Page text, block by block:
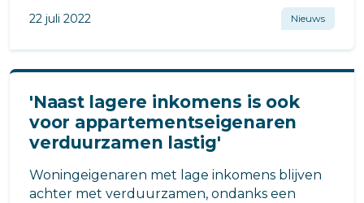
22 juli 2022 Nieuws
'Naast lagere inkomens is ook
voor appartementseigenaren
verduurzamen lastig'
Woningeigenaren met lage inkomens blijven
achter met verduurzamen, ondanks een